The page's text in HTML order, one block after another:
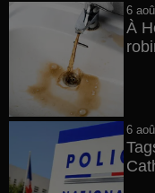
6
À
6